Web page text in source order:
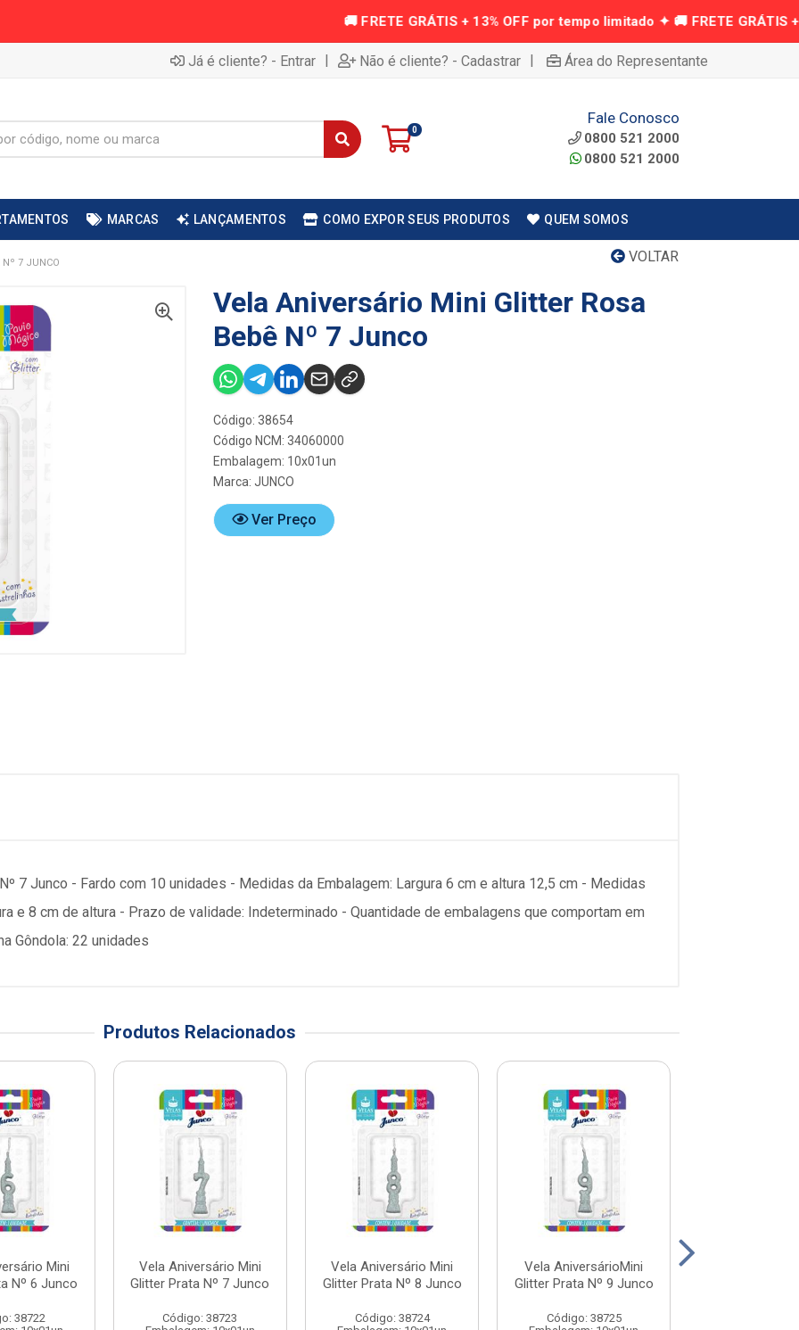
Já é cliente? - Entrar | Não é cliente? - Cadastrar | Área do Representante
0
Fale Conosco
0800 521 2000
0800 521 2000
MARCAS LANÇAMENTOS COMO EXPOR SEUS PRODUTOS QUEM SOMOS
VOLTAR
Nº 7 JUNCO
Vela Aniversário Mini Glitter Rosa
Bebê Nº 7 Junco
Código: 38654
Código NCM: 34060000
Embalagem: 10x01un
Marca: JUNCO
Ver Preço
7 Junco - Fardo com 10 unidades - Medidas da Embalagem: Largura 6 cm e altura 12,5 cm - Medidas
e 8 cm de altura - Prazo de validade: Indeterminado - Quantidade de embalagens que comportam em
Gôndola: 22 unidades
Produtos Relacionados
Mini
Nº 6 Junco
38722
Vela Aniversário Mini
Glitter Prata Nº 7 Junco
Código: 38723
Vela Aniversário Mini
Glitter Prata Nº 8 Junco
Código: 38724
Vela AniversárioMini
Glitter Prata Nº 9 Junco
Código: 38725